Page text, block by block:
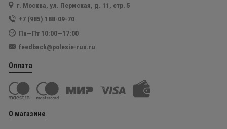
г. Москва, ул. Пермская, д. 11, стр. 5
+7 (985) 188-09-70
Пн—Пт 10:00—17:00
feedback@polesie-rus.ru
Оплата
О магазине